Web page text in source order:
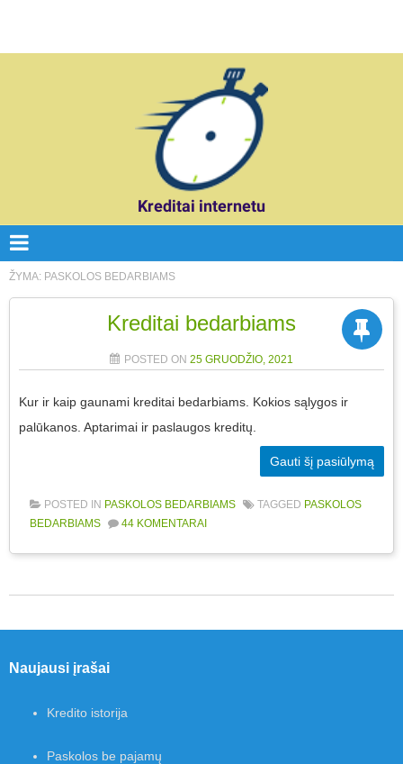
Kreditai internetu
ŽYMA: PASKOLOS BEDARBIAMS
Kreditai bedarbiams
POSTED ON 25 GRUODŽIO, 2021
Kur ir kaip gaunami kreditai bedarbiams. Kokios sąlygos ir
palūkanos. Aptarimai ir paslaugos kreditų.
Gauti šį pasiūlymą
POSTED IN PASKOLOS BEDARBIAMS TAGGED PASKOLOS
BEDARBIAMS
44 KOMENTARAI
Post navigation
Naujausi įrašai
Kredito istorija
Paskolos be pajamų